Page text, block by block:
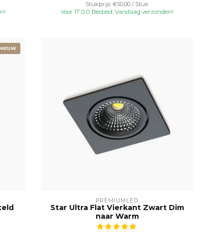
Stukprijs: €50,00 / Stuk
Voor 17:00 Besteld, Vandaag verzonden!
PREMIUMLED
Star Ultra Flat Vierkant Zwart Dim
naar Warm